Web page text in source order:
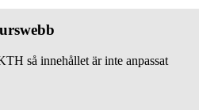
så innehållet är inte anpassat